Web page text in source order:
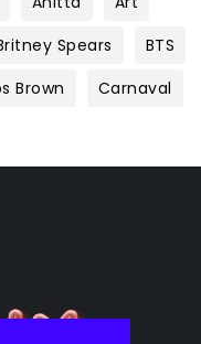
Spears
BTS
Brown
Carnaval